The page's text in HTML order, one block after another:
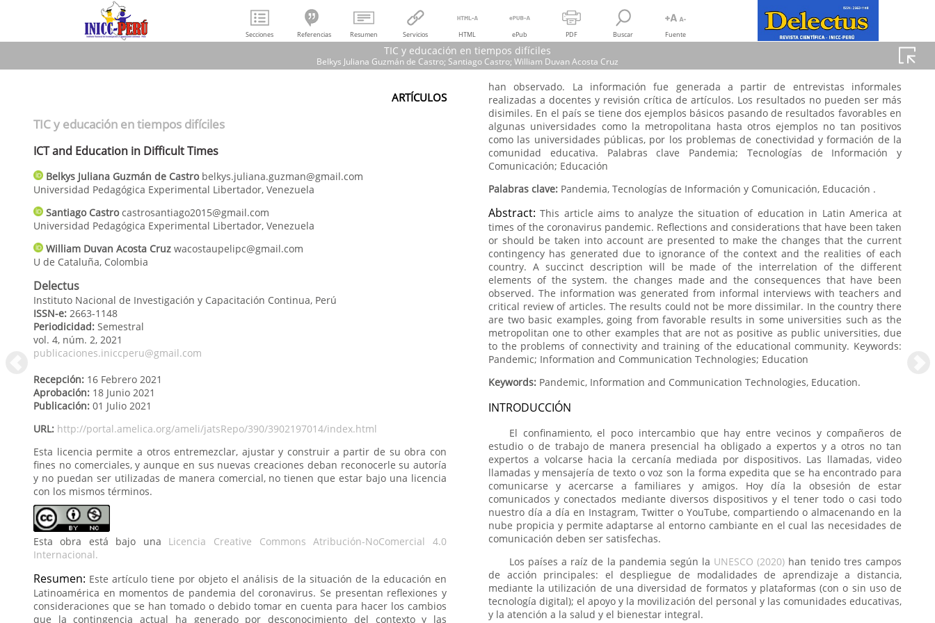
Secciones Referencias Resumen Servicios HTML ePub PDF Buscar Fuente
TIC y educación en tiempos difíciles
Belkys Juliana Guzmán de Castro; Santiago Castro; William Duvan Acosta Cruz
Belkys Juliana Guzmán de Castro; Santiago Castro; William Duvan Acosta Cruz
TIC y educación en tiempos difíciles
ICT and Education in Difficult Times
4, núm. 2, 2021
Instituto Nacional de Investigación y Capacitación Continua
ARTÍCULOS
TIC y educación en tiempos difíciles
ICT and Education in Difficult Times
Belkys Juliana Guzmán de Castro belkys.juliana.guzman@gmail.com
Universidad Pedagógica Experimental Libertador, Venezuela
Santiago Castro castrosantiago2015@gmail.com
Universidad Pedagógica Experimental Libertador, Venezuela
William Duvan Acosta Cruz wacostaupelipc@gmail.com
U de Cataluña, Colombia
Delectus
Instituto Nacional de Investigación y Capacitación Continua, Perú
ISSN-e: 2663-1148
Periodicidad: Semestral
vol. 4
, núm. 2, 2021
publicaciones.iniccperu@gmail.com
Recepción:
16 Febrero 2021
Aprobación:
18 Junio 2021
Publicación:
01 Julio 2021
URL: http://portal.amelica.org/ameli/jatsRepo/390/3902197014/index.html
Esta licencia permite a otros entremezclar, ajustar y construir a partir de su obra con
fines no comerciales, y aunque en sus nuevas creaciones deban reconocerle su autoría
y no puedan ser utilizadas de manera comercial, no tienen que estar bajo una licencia
con los mismos términos.
Esta obra está bajo una Licencia Creative Commons Atribución-NoComercial 4.0
Internacional.
Resumen: Este artículo tiene por objeto el análisis de la situación de la educación en
Latinoamérica en momentos de pandemia del coronavirus. Se presentan reflexiones y
consideraciones que se han tomado o debido tomar en cuenta para hacer los cambios
que la contingencia actual ha generado por desconocimiento del contexto y las
han observado. La información fue generada a partir de entrevistas informales
realizadas a docentes y revisión crítica de artículos. Los resultados no pueden ser más
disimiles. En el país se tiene dos ejemplos básicos pasando de resultados favorables en
algunas universidades como la metropolitana hasta otros ejemplos no tan positivos
como las universidades públicas, por los problemas de conectividad y formación de la
comunidad educativa. Palabras clave Pandemia; Tecnologías de Información y
Comunicación; Educación
Palabras clave: Pandemia, Tecnologías de Información y Comunicación, Educación .
Abstract: This article aims to analyze the situation of education in Latin America at
times of the coronavirus pandemic. Reflections and considerations that have been taken
or should be taken into account are presented to make the changes that the current
contingency has generated due to ignorance of the context and the realities of each
country. A succinct description will be made of the interrelation of the different
elements of the system. the changes made and the consequences that have been
observed. The information was generated from informal interviews with teachers and
critical review of articles. The results could not be more dissimilar. In the country there
are two basic examples, going from favorable results in some universities such as the
metropolitan one to other examples that are not as positive as public universities, due
to the problems of connectivity and training of the educational community. Keywords:
Pandemic; Information and Communication Technologies; Education
Keywords:
Pandemic, Information and Communication Technologies, Education.
INTRODUCCIÓN
El confinamiento, el poco intercambio que hay entre vecinos y compañeros de
estudio o de trabajo de manera presencial ha obligado a expertos y a otros no tan
expertos a volcarse hacia la cercanía mediada por dispositivos. Las llamadas, video
llamadas y mensajería de texto o voz son la forma expedita que se ha encontrado para
comunicarse y acercarse a familiares y amigos. Hoy día la obsesión de estar
comunicados y conectados mediante diversos dispositivos y el tener todo o casi todo
nuestro día a día en Instagram, Twitter o YouTube, compartiendo o almacenando en la
nube propicia y permite adaptarse al entorno cambiante en el cual las necesidades de
comunicación deben ser satisfechas.
Los países a raíz de la pandemia según la UNESCO (2020) han tenido tres campos
de acción principales: el despliegue de modalidades de aprendizaje a distancia,
mediante la utilización de una diversidad de formatos y plataformas (con o sin uso de
tecnología digital); el apoyo y la movilización del personal y las comunidades educativas,
y la atención a la salud y el bienestar integral.